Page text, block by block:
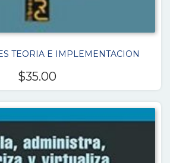
TEORIA E IMPLEMENTACION
$35.00